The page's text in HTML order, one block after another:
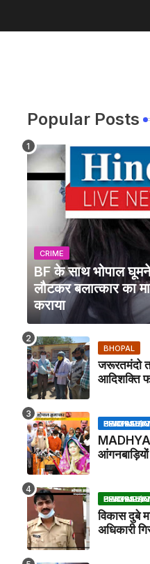
Popular Posts
CRIME
BF के साथ भोपाल
लौटकर बलात्कार का
कराया
BHOPAL
जरूरतमंदो
आदिशक्ति
BHOPAL SAMACHAR | NO 1 HINDI NEWS PORTAL OF CENTRAL INDIA (MADHYA PRADESH)
BHOPAL SAMACHAR | NO 1 HINDI NEWS PORTAL OF CENTRAL INDIA (MADHYA PRADESH)
विकास दुबे
अधिकारी